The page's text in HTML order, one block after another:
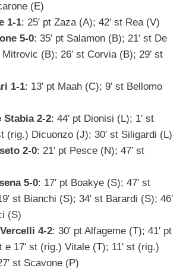
(E)
1-1: 25′ pt Zaza (A); 42′ st Rea (V)
5-0: 35′ pt Salamon (B); 21′ st De
Mitrovic (B); 26′ st Corvia (B); 29′ st
1-1: 13′ pt Maah (C); 9′ st Bellomo
Stabia 2-2: 44′ pt Dionisi (L); 1′ st
(rig.) Dicuonzo (J); 30′ st Siligardi (L)
2-0: 21′ pt Pesce (N); 47′ st
5-0: 17′ pt Boakye (S); 47′ st
st Bianchi (S); 34′ st Barardi (S); 46′
(S)
4-2: 30′ pt Alfageme (T); 41′ pt
e 17′ st (rig.) Vitale (T); 11′ st (rig.)
st Scavone (P)